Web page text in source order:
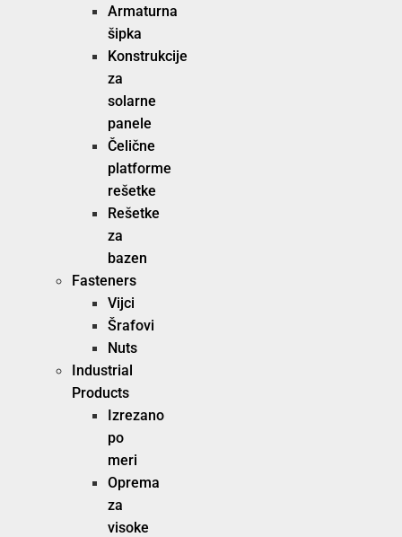
Armaturna
šipka
Konstrukcije
za
solarne
panele
Čelične
platforme
rešetke
Rešetke
za
bazen
Fasteners
Vijci
Šrafovi
Nuts
Industrial
Products
Izrezano
po
meri
Oprema
za
visoke